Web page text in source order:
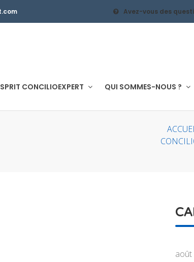
Avez-vous des
CONCILIOEXPERT QUI SOMMES-NOUS ?
août